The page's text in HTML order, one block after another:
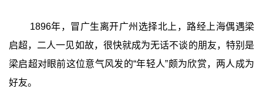
1896年，冒广生离开广州选择北上，路经上海偶遇梁
启超，二人一见如故，很快就成为无话不谈的朋友，特别是
梁启超对眼前这位意气风发的“年轻人”颇为欣赏，两人成为
好友。